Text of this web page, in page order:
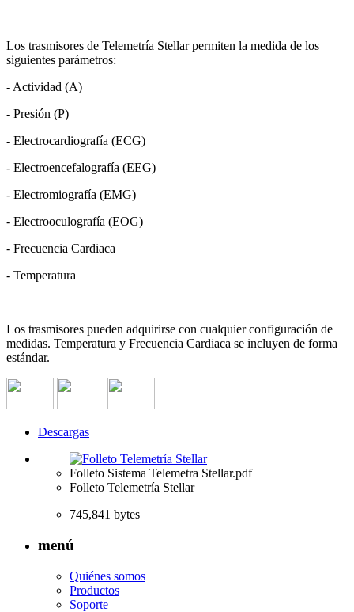
Los trasmisores de Telemetría Stellar permiten la medida de los
siguientes parámetros:
- Actividad (A)
- Presión (P)
- Electrocardiografía (ECG)
- Electroencefalografía (EEG)
- Electromiografía (EMG)
- Electrooculografía (EOG)
- Frecuencia Cardiaca
- Temperatura
Los trasmisores pueden adquirirse con cualquier configuración de
medidas. Temperatura y Frecuencia Cardiaca se incluyen de forma
estándar.
Descargas
Folleto Sistema Telemetra Stellar.pdf
Folleto Telemetría Stellar
745,841 bytes
menú
Quiénes somos
Productos
Soporte